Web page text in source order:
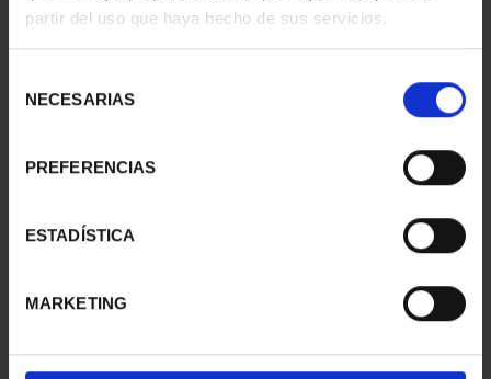
partir del uso que haya hecho de sus servicios.
NECESARIAS
PREFERENCIAS
ESTADÍSTICA
MARKETING
PROVINCIA 1
949,00 €
Sólo para usuarios
registrados
PROVINCIA 2
949,00 €
Sólo para usuarios
registrados